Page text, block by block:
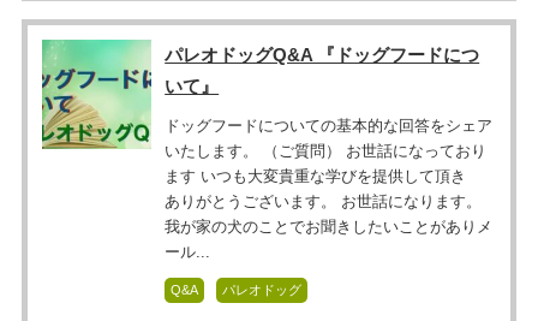
パレオドッグQ&A 『ドッグフードにつ
いて』
ドッグフードについての基本的な回答をシェア
いたします。 （ご質問） お世話になっており
ます いつも大変貴重な学びを提供して頂き
ありがとうございます。 お世話になります。
我が家の犬のことでお聞きしたいことがありメ
ール...
Q&A パレオドッグ